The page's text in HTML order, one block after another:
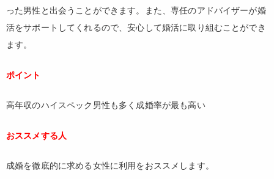
った男性と出会うことができます。また、専任のアドバイザーが婚
活をサポートしてくれるので、安心して婚活に取り組むことができ
ます。
ポイント
高年収のハイスペック男性も多く成婚率が最も高い
おススメする人
成婚を徹底的に求める女性に利用をおススメします。